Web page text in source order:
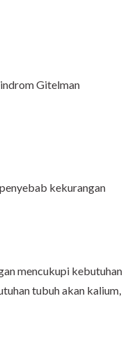
Gitelman
kekurangan
mencukupi kebutuhan
tubuh akan kalium,